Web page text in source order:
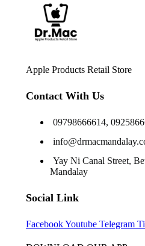
Apple Products Retail Store
Contact With Us
09798666614,
Yay Ni Canal Street,
Mandalay
Social Link
FacebookYoutube Telegram